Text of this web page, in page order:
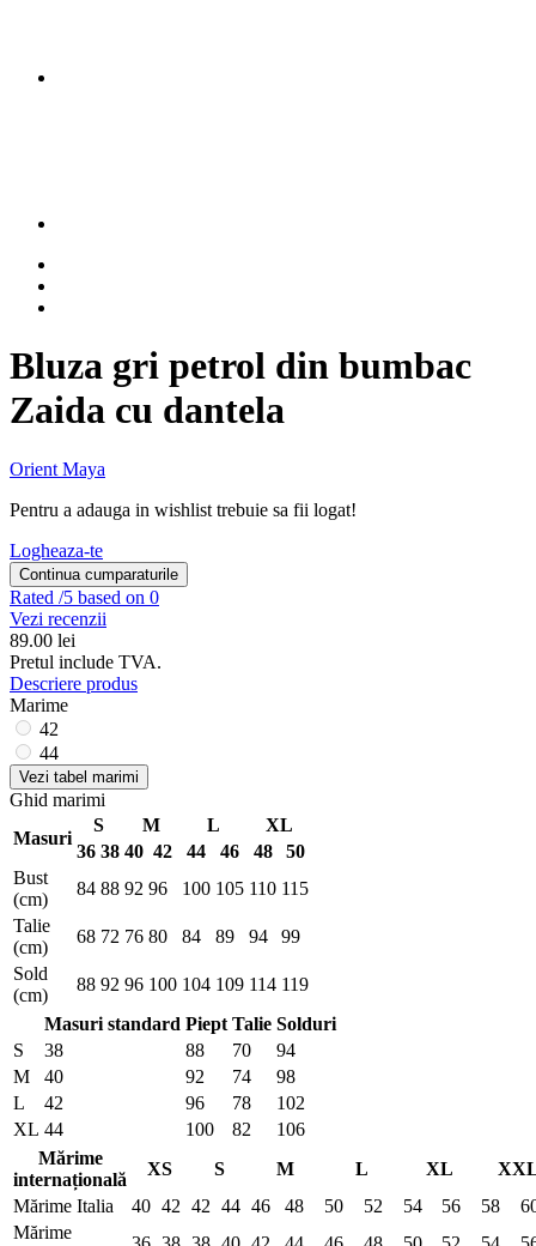
Bluza gri petrol din bumbac
Zaida cu dantela
Orient Maya
Pentru a adauga in wishlist trebuie sa fii logat!
Logheaza-te
Continua cumparaturile
Rated /5 based on 0
Vezi recenzii
89.00 lei
Pretul include TVA.
Descriere produs
Marime
42
44
Vezi tabel marimi
Ghid marimi
Masuri
S M L
XL
36 38 40 42 44 46 48
50
Bust
(cm)
84 88 92 96 100 105 110 115
Talie
(cm)
68 72 76 80 84 89 94
99
Sold
(cm)
88 92 96 100 104 109 114 119
Masuri standard Piept Talie Solduri
S
38 88 70
94
M
40 92 74
98
L
42 96 78
102
XL 44 100 82
106
Mărime
internațională
XS S M L XL
Mărime Italia
40 42 42 44 46 48 50 52 54 56 58
Mărime